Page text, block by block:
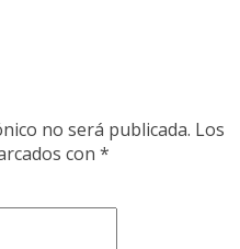
no será publicada. Los
con *